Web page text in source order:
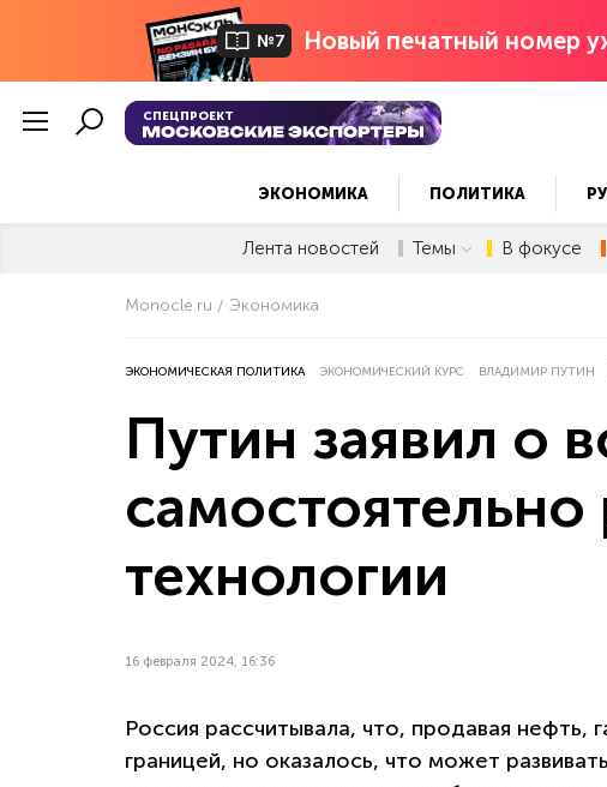
№7 Новый печатный номер
СПЕЦПРОЕКТ
ЭКОНОМИКА ПОЛИТИКА
Лента новостей Темы В фокусе
Monocle.ru Экономика
ЭКОНОМИЧЕСКАЯ ПОЛИТИКА ЭКОНОМИЧЕСКИЙ КУРС ВЛАДИМИР ПУТИН
Путин заявил о
самостоятельно
технологии
16 февраля 2024, 16:36
Россия рассчитывала, что, продавая нефть,
границей, но оказалось, что может